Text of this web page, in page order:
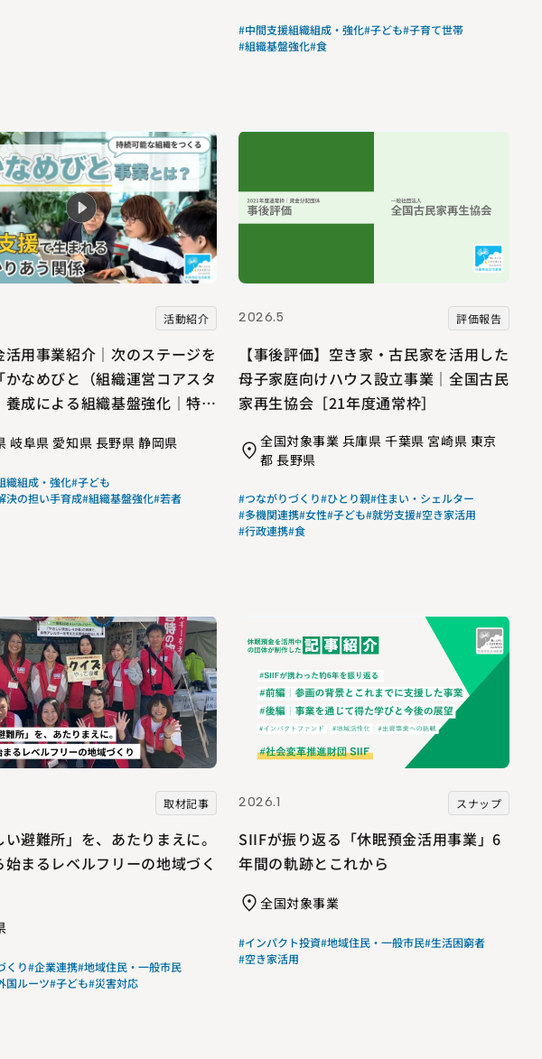
#中間支援組織組成・強化#子ども#子育て世帯
#組織基盤強化#食
活動紹介
活用事業紹介｜次のステージを
かなめびと（組織運営コアスタ
養成による組織基盤強化｜特定
岐阜県 愛知県 長野県 静岡県
織組成・強化#子ども
決の担い手育成#組織基盤強化#若者
2026.5 評価報告
【事後評価】空き家・古民家を活用した
母子家庭向けハウス設立事業｜全国古民
家再生協会［21年度通常枠］
全国対象事業 兵庫県 千葉県 宮崎県 東京
都 長野県
#つながりづくり#ひとり親#住まい・シェルター
#多機関連携#女性#子ども#就労支援#空き家活用
#行政連携#食
取材記事
い避難所」を、あたりまえに。
始まるレベルフリーの地域づく
くり#企業連携#地域住民・一般市民
国ルーツ#子ども#災害対応
2026.1 スナップ
SIIFが振り返る「休眠預金活用事業」6
年間の軌跡とこれから
全国対象事業
#インパクト投資#地域住民・一般市民#生活困窮者
#空き家活用